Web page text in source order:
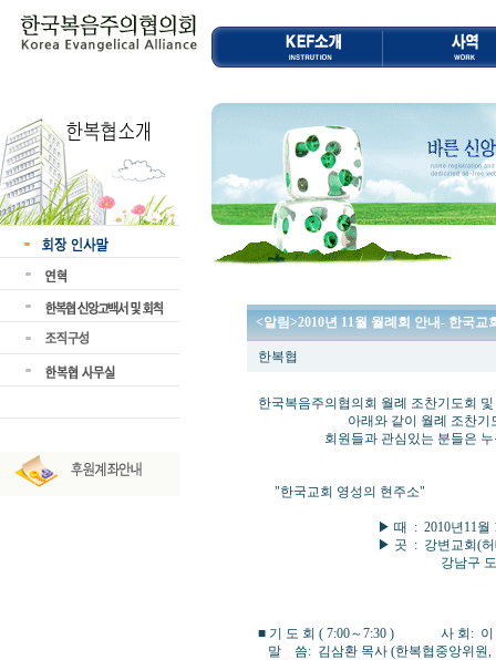
<알림>2010년 11월 월례회 안내- 한국교
한복협
한국복음주의협의회 월례 조찬기도회
아래와 같이 월례 조찬기도회
회원들과 관심있는 분들은 누구
"한국교회 영성의 현주소"
▶ 때 : 2010년11월 12일 (
▶ 곳 : 강변교회(허태성
강남구 도곡동 459-1
■ 기 도 회 ( 7:00～7:30 ) 사 회: 이
말 씀: 김삼환 목사 (한복협중앙위원,